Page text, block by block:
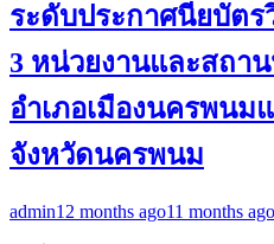
ระดับประกาศนียบัต
3 หน่วยงานและสถา
อำเภอเมืองนครพนม
จังหวัดนครพนม
admin12 months ago11 months ago